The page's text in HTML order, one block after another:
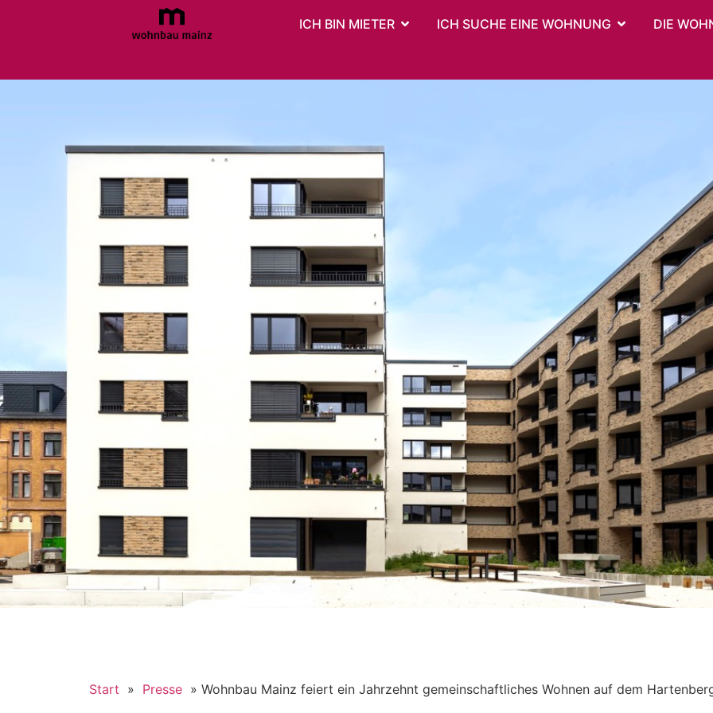
ICH BIN MIETER ICH SUCHE EINE WOHNUNG DIE
Start » Presse » Wohnbau Mainz feiert ein Jahrzehnt gemeinschaftliches Wohnen auf dem